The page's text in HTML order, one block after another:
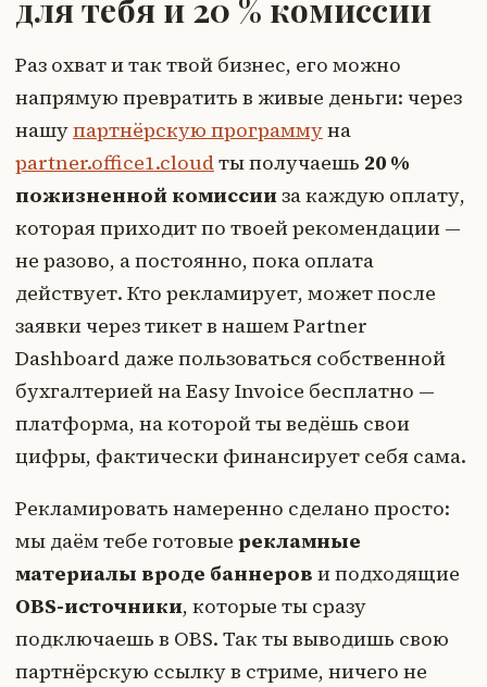
для тебя и 20 % комиссии
Раз охват и так твой бизнес, его можно
напрямую превратить в живые деньги: через
нашупартнёрскую программуна
partner.office1.cloudты получаешь 20 %
пожизненной комиссииза каждую оплату,
которая приходит по твоей рекомендации —
не разово, а постоянно, пока оплата
действует. Кто рекламирует, может после
заявки через тикет в нашем Partner
Dashboard даже пользоваться собственной
бухгалтерией на Easy Invoice бесплатно —
платформа, на которой ты ведёшь свои
цифры, фактически финансирует себя сама.
Рекламировать намеренно сделано просто:
мы даём тебе готовые рекламные
материалы вроде баннеров и подходящие
OBS-источники, которые ты сразу
подключаешь в OBS. Так ты выводишь свою
партнёрскую ссылку в стриме, ничего не